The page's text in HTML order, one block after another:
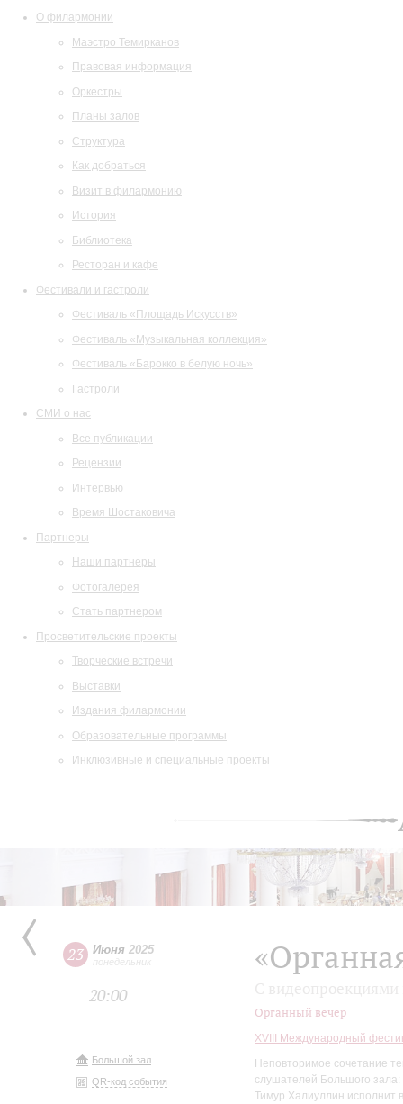
О филармонии
Маэстро Темирканов
Правовая информация
Оркестры
Планы залов
Структура
Как добраться
Визит в филармонию
История
Библиотека
Ресторан и кафе
Фестивали и гастроли
Фестиваль «Площадь Искусств»
Фестиваль «Музыкальная коллекция»
Фестиваль «Барокко в белую ночь»
Гастроли
СМИ о нас
Все публикации
Рецензии
Интервью
Время Шостаковича
Партнеры
Наши партнеры
Фотогалерея
Стать партнером
Просветительские проекты
Творческие встречи
Выставки
Издания филармонии
Образовательные программы
Инклюзивные и специальные проекты
23 Июня 2025
понедельник
20:00
Большой зал
QR-код события
Органный вечер
XVIII Международный
Неповторимое сочетание
слушателей Большого зала:
Тимур Халиуллин исполнит